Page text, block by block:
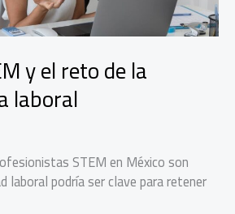
y el reto de la
laboral
STEM en México son
laboral podría ser clave para retener